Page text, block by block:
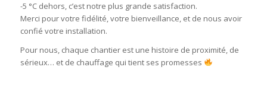
-5 °C dehors, c’est notre plus grande satisfaction.
Merci pour votre fidélité, votre bienveillance, et de nous avoir
confié votre installation.
Pour nous, chaque chantier est une histoire de proximité, de
sérieux… et de chauffage qui tient ses promesses